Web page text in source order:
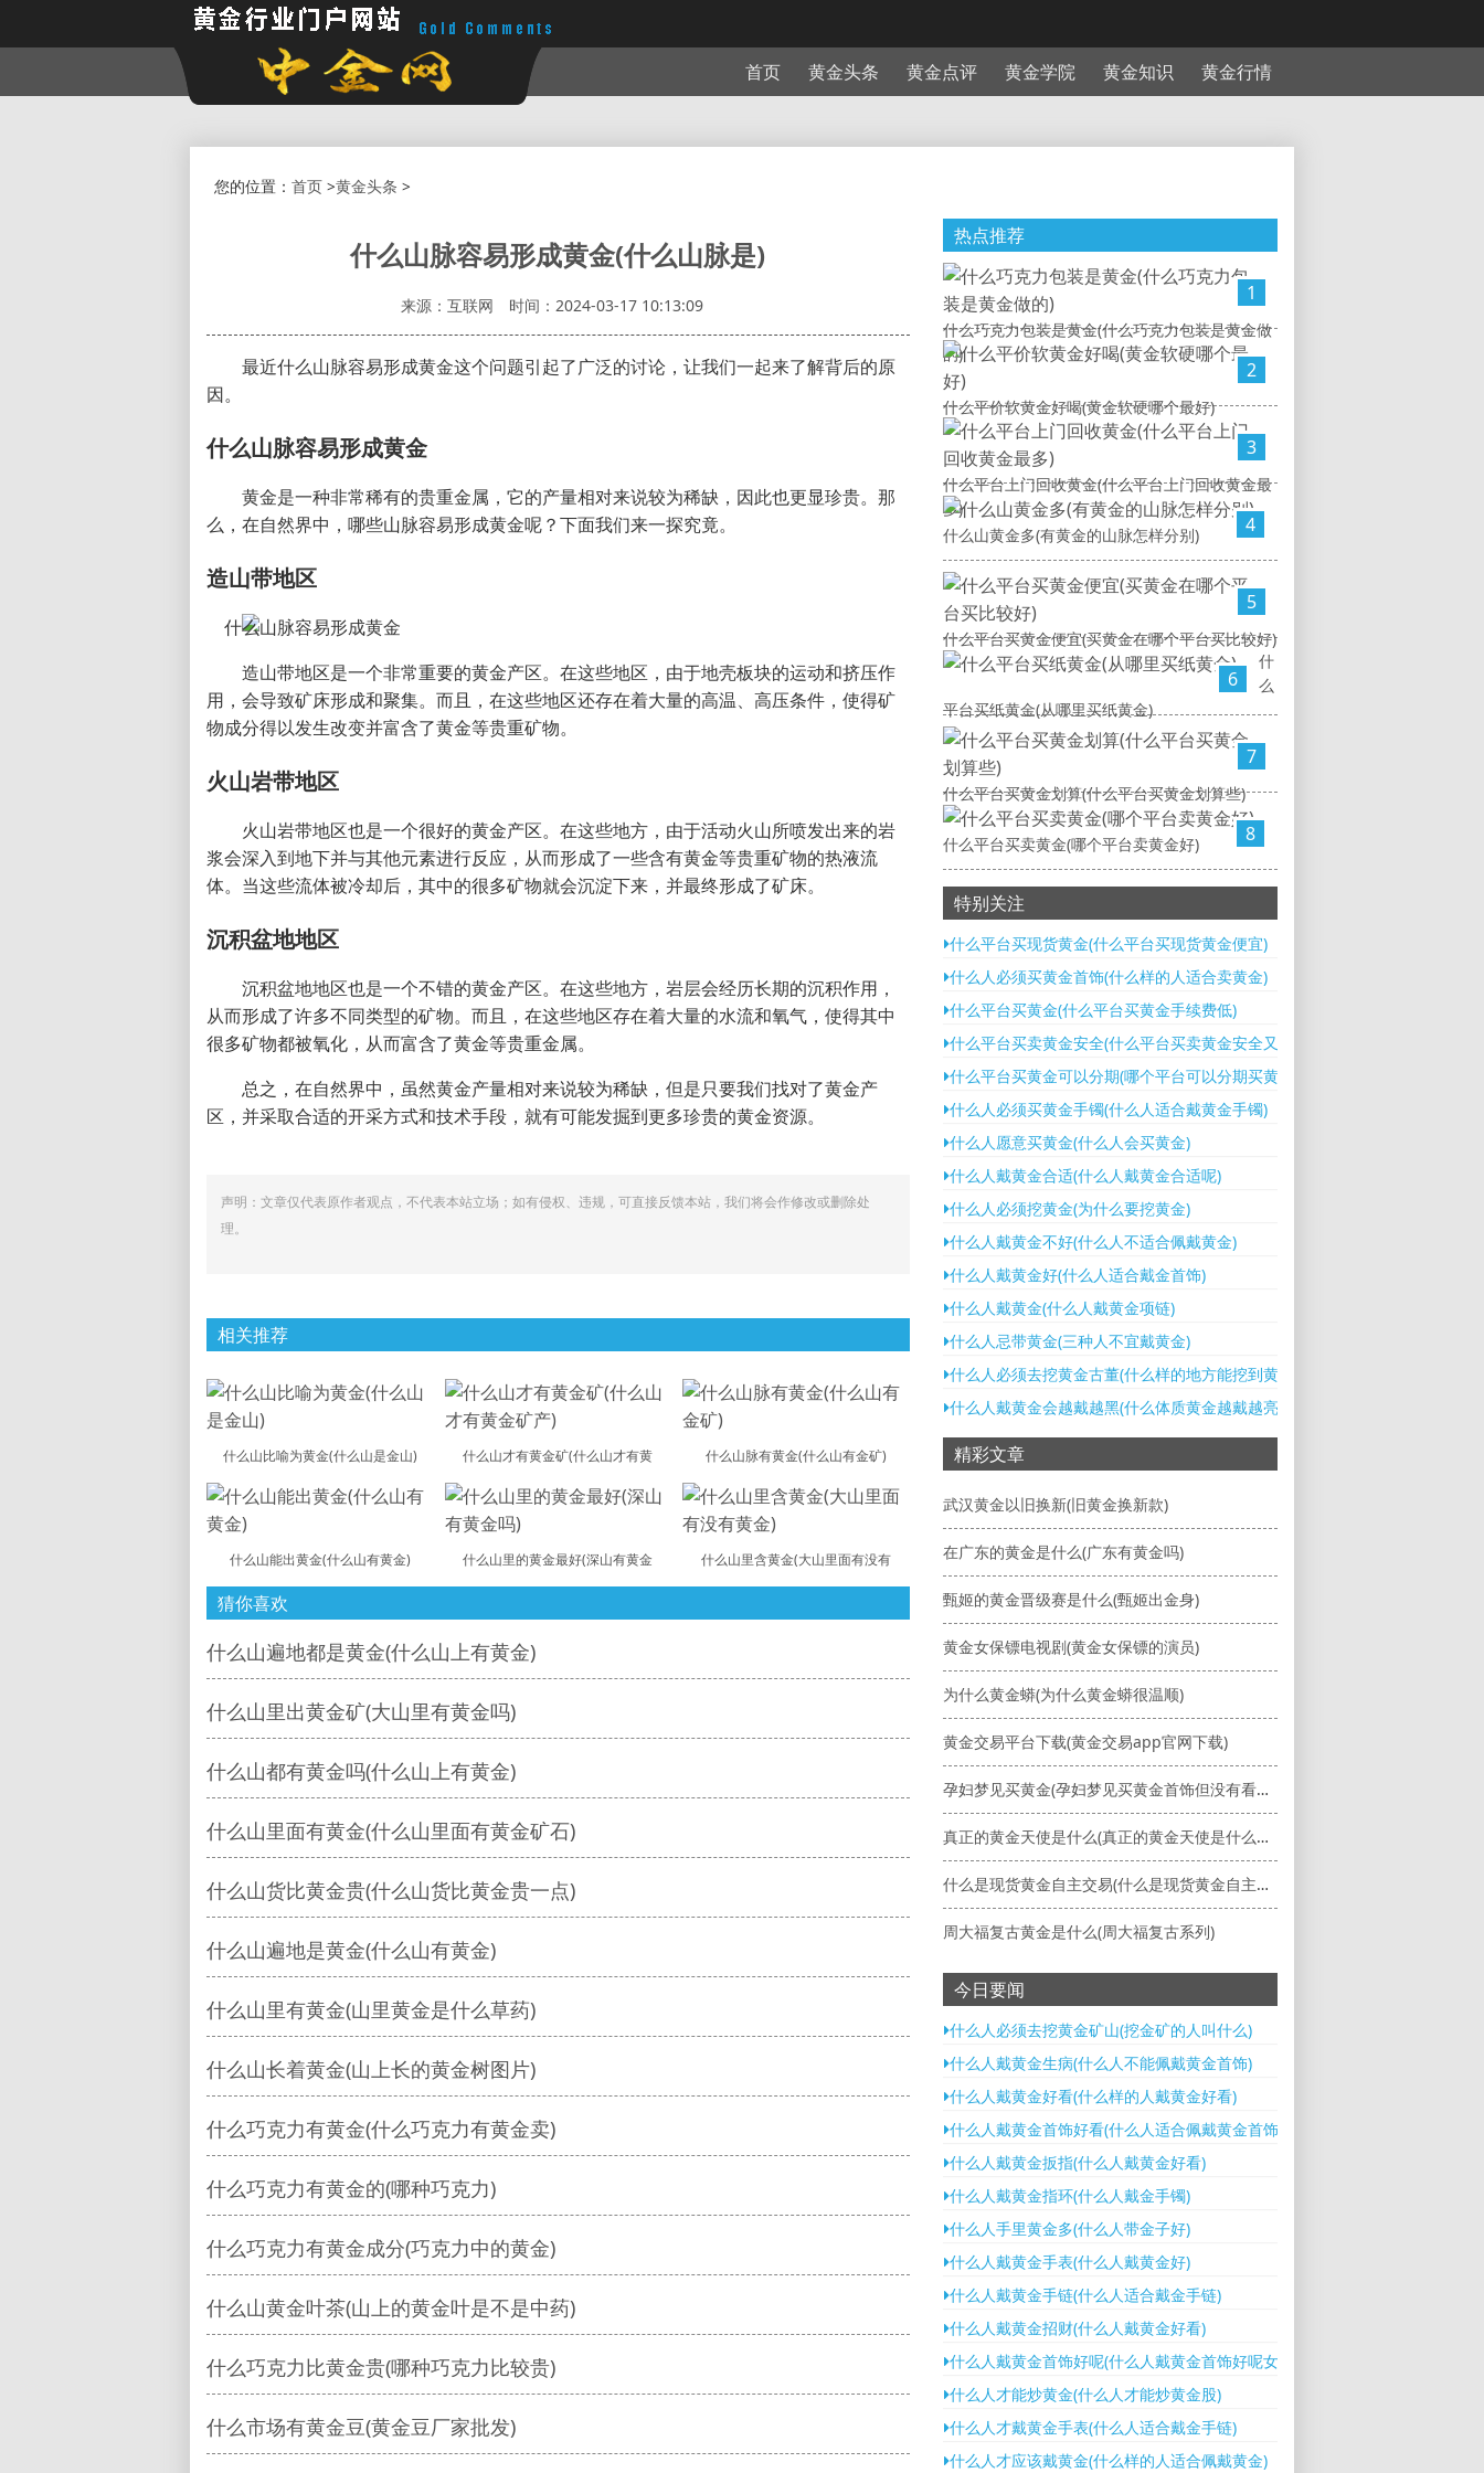
首页 黄金头条 黄金点评 黄金学院 黄金知识 黄金行情
您的位置： 首页>黄金头条 >
什么山脉容易形成黄金(什么山脉是)
来源：互联网 时间：2024-03-17 10:13:09
最近什么山脉容易形成黄金这个问题引起了广泛的讨论，让我们一起来了解背后的原
因。
什么山脉容易形成黄金
黄金是一种非常稀有的贵重金属，它的产量相对来说较为稀缺，因此也更显珍贵。那
么，在自然界中，哪些山脉容易形成黄金呢？下面我们来一探究竟。
造山带地区
造山带地区是一个非常重要的黄金产区。在这些地区，由于地壳板块的运动和挤压作
用，会导致矿床形成和聚集。而且，在这些地区还存在着大量的高温、高压条件，使得矿
物成分得以发生改变并富含了黄金等贵重矿物。
火山岩带地区
火山岩带地区也是一个很好的黄金产区。在这些地方，由于活动火山所喷发出来的岩
浆会深入到地下并与其他元素进行反应，从而形成了一些含有黄金等贵重矿物的热液流
体。当这些流体被冷却后，其中的很多矿物就会沉淀下来，并最终形成了矿床。
沉积盆地地区
沉积盆地地区也是一个不错的黄金产区。在这些地方，岩层会经历长期的沉积作用，
从而形成了许多不同类型的矿物。而且，在这些地区存在着大量的水流和氧气，使得其中
很多矿物都被氧化，从而富含了黄金等贵重金属。
总之，在自然界中，虽然黄金产量相对来说较为稀缺，但是只要我们找对了黄金产
区，并采取合适的开采方式和技术手段，就有可能发掘到更多珍贵的黄金资源。
声明：文章仅代表原作者观点，不代表本站立场；如有侵权、违规，可直接反馈本站，我们将会作修改或删除处
理。
相关推荐
什么山比喻为黄金(什么山是金山) 什么山才有黄金矿(什么山才有黄 什么山脉有黄金(什么山有金矿)
什么山能出黄金(什么山有黄金) 什么山里的黄金最好(深山有黄金 什么山里含黄金(大山里面有没有
猜你喜欢
什么山遍地都是黄金(什么山上有黄金)
什么山里出黄金矿(大山里有黄金吗)
什么山都有黄金吗(什么山上有黄金)
什么山里面有黄金(什么山里面有黄金矿石)
什么山货比黄金贵(什么山货比黄金贵一点)
什么山遍地是黄金(什么山有黄金)
什么山里有黄金(山里黄金是什么草药)
什么山长着黄金(山上长的黄金树图片)
什么巧克力有黄金(什么巧克力有黄金卖)
什么巧克力有黄金的(哪种巧克力)
什么巧克力有黄金成分(巧克力中的黄金)
什么山黄金叶茶(山上的黄金叶是不是中药)
什么巧克力比黄金贵(哪种巧克力比较贵)
什么市场有黄金豆(黄金豆厂家批发)
热点推荐
1
什么巧克力包装是黄金(什么巧克力包装是黄金做
的)
2
什么平价软黄金好喝(黄金软硬哪个最好)
3
什么平台上门回收黄金(什么平台上门回收黄金最
多)
4
什么山黄金多(有黄金的山脉怎样分别)
5
什么平台买黄金便宜(买黄金在哪个平台买比较好)
6
什
么
平台买纸黄金(从哪里买纸黄金)
7
什么平台买黄金划算(什么平台买黄金划算些)
8
什么平台买卖黄金(哪个平台卖黄金好)
特别关注
什么平台买现货黄金(什么平台买现货黄金便宜)
什么人必须买黄金首饰(什么样的人适合卖黄金)
什么平台买黄金(什么平台买黄金手续费低)
什么平台买卖黄金安全(什么平台买卖黄金安全又可靠)
什么平台买黄金可以分期(哪个平台可以分期买黄金)
什么人必须买黄金手镯(什么人适合戴黄金手镯)
什么人愿意买黄金(什么人会买黄金)
什么人戴黄金合适(什么人戴黄金合适呢)
什么人必须挖黄金(为什么要挖黄金)
什么人戴黄金不好(什么人不适合佩戴黄金)
什么人戴黄金好(什么人适合戴金首饰)
什么人戴黄金(什么人戴黄金项链)
什么人忌带黄金(三种人不宜戴黄金)
什么人必须去挖黄金古董(什么样的地方能挖到黄金)
什么人戴黄金会越戴越黑(什么体质黄金越戴越亮)
精彩文章
武汉黄金以旧换新(旧黄金换新款)
在广东的黄金是什么(广东有黄金吗)
甄姬的黄金晋级赛是什么(甄姬出金身)
黄金女保镖电视剧(黄金女保镖的演员)
为什么黄金蟒(为什么黄金蟒很温顺)
黄金交易平台下载(黄金交易app官网下载)
孕妇梦见买黄金(孕妇梦见买黄金首饰但没有看到黄)
真正的黄金天使是什么(真正的黄金天使是什么样子的)
什么是现货黄金自主交易(什么是现货黄金自主交易行为)
周大福复古黄金是什么(周大福复古系列)
今日要闻
什么人必须去挖黄金矿山(挖金矿的人叫什么)
什么人戴黄金生病(什么人不能佩戴黄金首饰)
什么人戴黄金好看(什么样的人戴黄金好看)
什么人戴黄金首饰好看(什么人适合佩戴黄金首饰)
什么人戴黄金扳指(什么人戴黄金好看)
什么人戴黄金指环(什么人戴金手镯)
什么人手里黄金多(什么人带金子好)
什么人戴黄金手表(什么人戴黄金好)
什么人戴黄金手链(什么人适合戴金手链)
什么人戴黄金招财(什么人戴黄金好看)
什么人戴黄金首饰好呢(什么人戴黄金首饰好呢女)
什么人才能炒黄金(什么人才能炒黄金股)
什么人才戴黄金手表(什么人适合戴金手链)
什么人才应该戴黄金(什么样的人适合佩戴黄金)